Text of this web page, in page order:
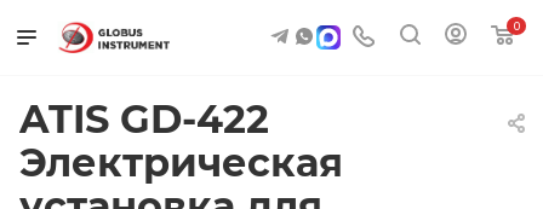
0
ATIS GD-422
Электрическая